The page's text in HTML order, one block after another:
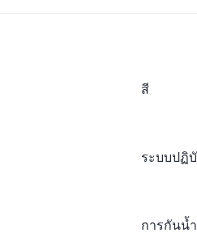
สี
ระบบปฏิ
การกันน้